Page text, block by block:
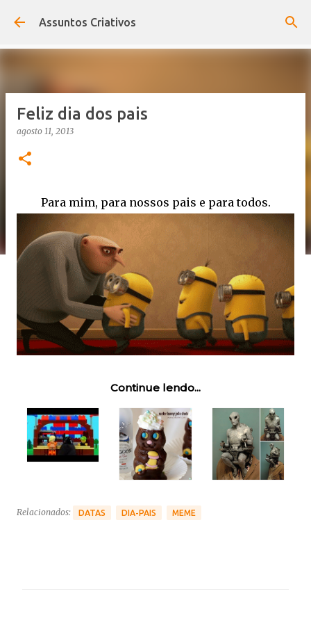
Pular para o conteúdo principal
Assuntos Criativos
Feliz dia dos pais
agosto 11, 2013
Para mim, para nossos pais e para todos.
Continue lendo...
Relacionados: DATAS DIA-PAIS MEME